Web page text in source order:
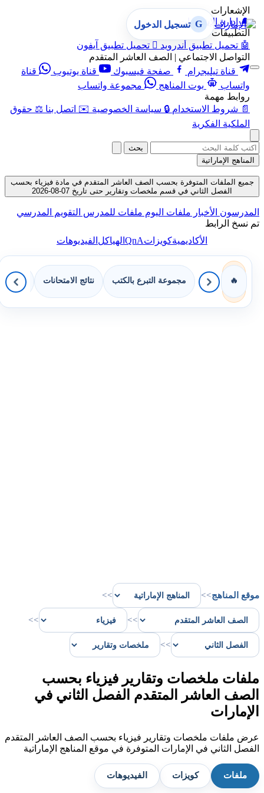
الإشعارات
🔔 إدارة الإشعارات
التطبيقات
🤖 تحميل تطبيق أندرويد  تحميل تطبيق آيفون
التواصل الاجتماعي | الصف العاشر المتقدم
قناة تيليجرام
صفحة فيسبوك قناة يوتيوب
قناة
واتساب
بوت المناهج
مجموعة واتساب
روابط مهمة
📄 شروط الاستخدام 🔒 سياسة الخصوصية ✉️ اتصل بنا ⚖️ حقوق
الملكية الفكرية
G تسجيل الدخول
بحث
المناهج الإماراتية
جميع الملفات المتوفرة بحسب الصف العاشر المتقدم في مادة فيزياء بحسب
الفصل الثاني في قسم ملخصات وتقارير حتى تاريخ 07-08-2026
المدرسون الأخبار ملفات اليوم ملفات للمدرس التقويم المدرسي
تم نسخ الرابط
الأكاديميةكويزاتQnAالهياكلالفيديوهات
🔥 مجموعة التبرع بالكتب نتائج الامتحانات
موقع المناهج>>
>>
>>
>>
>>
ملفات ملخصات وتقارير فيزياء بحسب
الصف العاشر المتقدم الفصل الثاني في
الإمارات
عرض ملفات ملخصات وتقارير فيزياء بحسب الصف العاشر المتقدم
الفصل الثاني في الإمارات المتوفرة في موقع المناهج الإماراتية
ملفات كويزات الفيديوهات